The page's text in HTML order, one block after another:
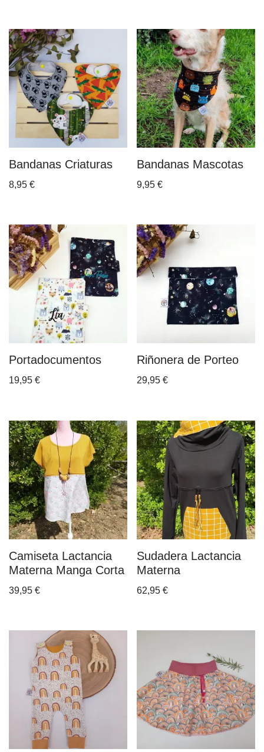
Bandanas Criaturas
8,95 €
Bandanas Mascotas
9,95€
Portadocumentos
19,95 €
Riñonera de Porteo
29,95€
Camiseta Lactancia
Materna Manga Corta
39,95 €
Sudadera Lactancia
Materna
62,95€